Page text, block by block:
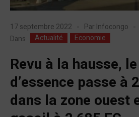
17 septembre 2022 Par Infocongo
Dans
Actualité Economie
Revu à la hausse,
d’essence passe à
dans la zone ouest